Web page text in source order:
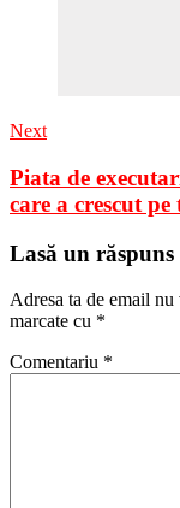
Next
Piata de
care a crescut
Lasă un răspuns
Adresa ta de email
marcate cu *
Comentariu *